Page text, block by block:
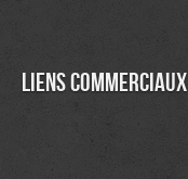
Liens commerciaux